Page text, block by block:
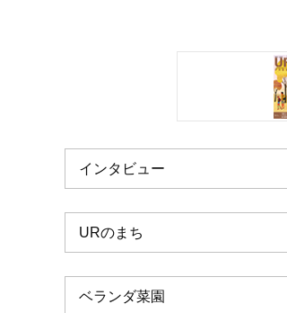
インタビュー
URのまち
ベランダ菜園